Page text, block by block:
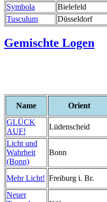
Symbola
Bielefeld
Tusculum
Düsseldorf
Gemischte Logen
Name Orient
GLÜCK
AUF!
Lüdenscheid
Licht und
Wahrheit
(Bonn)
Bonn
Mehr Licht! Freiburg i. Br.
Neuer